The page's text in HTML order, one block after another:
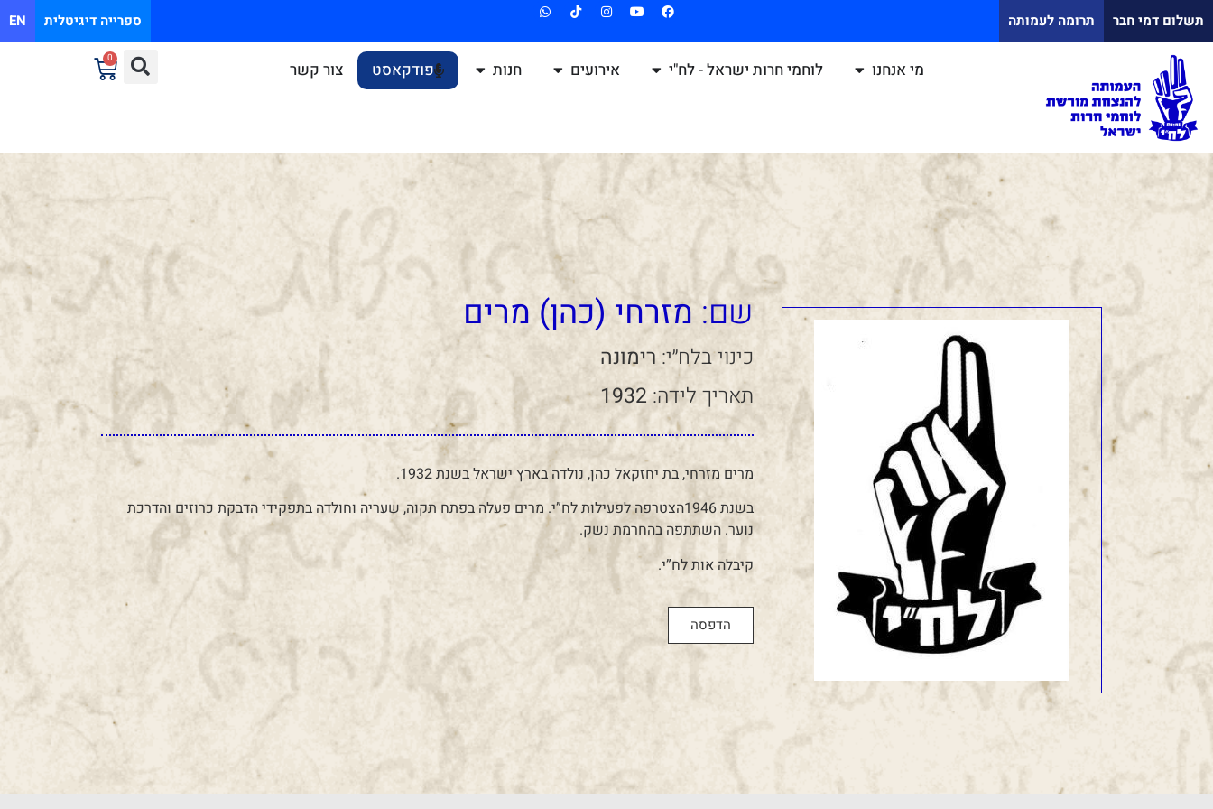
תשלום דמי חבר תרומה לעמותה EN ספרייה דיגיטלית
מי אנחנו לוחמי חרות ישראל - לח"י אירועים חנות פודקאסט צור קשר
0
שם:מזרחי (כהן) מרים
כינוי בלח״י:רימונה
תאריך לידה:1932
מרים מזרחי, בת יחזקאל כהן, נולדה בארץ ישראל בשנת 1932.
בשנת 1946הצטרפה לפעילות לח”י. מרים פעלה בפתח תקוה, שעריה וחולדה בתפקידי הדבקת כרוזים והדרכת
נוער. השתתפה בהחרמת נשק.
קיבלה אות לח”י.
הדפסה